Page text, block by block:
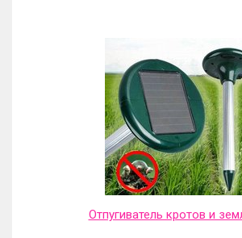
Отпугиватель кротов и